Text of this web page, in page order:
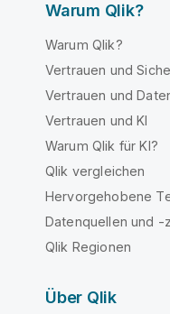
Warum Qlik?
Warum Qlik?
Vertrauen und
Vertrauen und
Vertrauen und KI
Warum Qlik für KI?
Qlik vergleichen
Hervorgehobene
Datenquellen und -
Qlik Regionen
Über Qlik